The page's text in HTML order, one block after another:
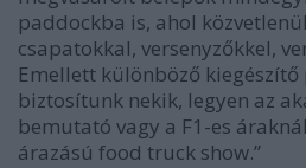
paddockba is, ahol
csapatokkal, versenyzőkkel,
Emellett különböző
biztosítunk nekik, legyen az
bemutató vagy a F1-es
árazású food truck show.”